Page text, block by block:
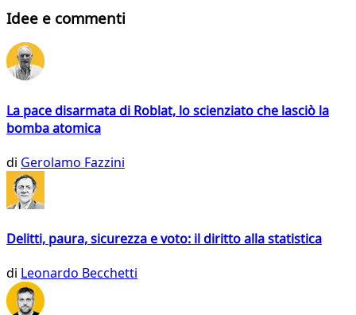
Idee e commenti
La pace disarmata di Roblat, lo scienziato che lasciò la
bomba atomica
di Gerolamo Fazzini
Delitti, paura, sicurezza e voto: il diritto alla statistica
di Leonardo Becchetti